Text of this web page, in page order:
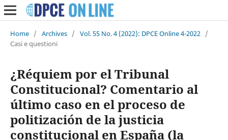
Home / Archives / Vol. 55 No. 4 (2022): DPCE Online 4-2022 /
Casi e questioni
¿Réquiem por el Tribunal
Constitucional? Comentario al
último caso en el proceso de
politización de la justicia
constitucional en España (la